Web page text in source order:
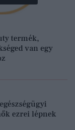
termék,
van egy
ezrei lépnek